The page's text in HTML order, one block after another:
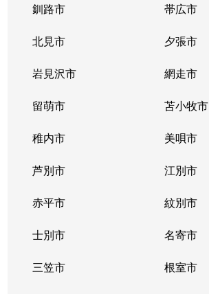
釧路市 帯広市
北見市 夕張市
岩見沢市 網走市
留萌市 苫小牧市
稚内市 美唄市
芦別市 江別市
赤平市 紋別市
士別市 名寄市
三笠市 根室市